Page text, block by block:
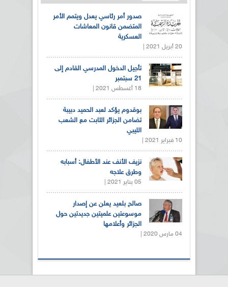
صدور أمر رئاسي يعدل ويتمم الأمر
المتضمن قانون المعاشات
العسكرية
20 أبريل 2021 |
تأجيل الدخول المدرسي القادم إلى
21 سبتمبر
18 أغسطس 2021 |
بوقدوم يؤكد لعبد الحميد دبيبة
تضامن الجزائر الثابت مع الشعب
الليبي
10 فبراير 2021 |
نزيف الأنف عند الأطفال: أسبابه
وطرق علاجه
05 يناير 2021 |
صالح بلعيد يعلن عن إصدار
موسوعتين علميتين جديدتين حول
الجزائر وأعلامها
04 مارس 2020 |